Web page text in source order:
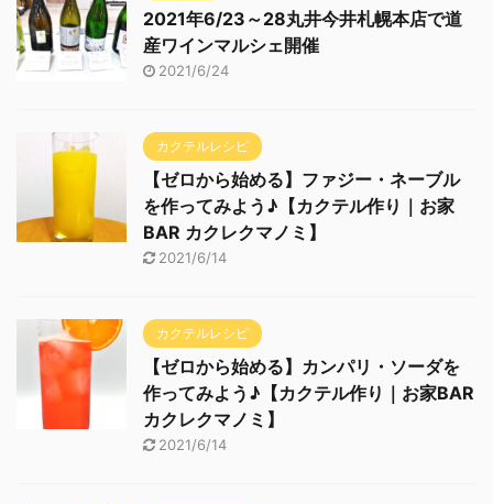
2021年6/23～28丸井今井札幌本店で道
産ワインマルシェ開催
2021/6/24
カクテルレシピ
【ゼロから始める】ファジー・ネーブル
を作ってみよう♪【カクテル作り｜お家
BAR カクレクマノミ】
2021/6/14
カクテルレシピ
【ゼロから始める】カンパリ・ソーダを
作ってみよう♪【カクテル作り｜お家BAR
カクレクマノミ】
2021/6/14